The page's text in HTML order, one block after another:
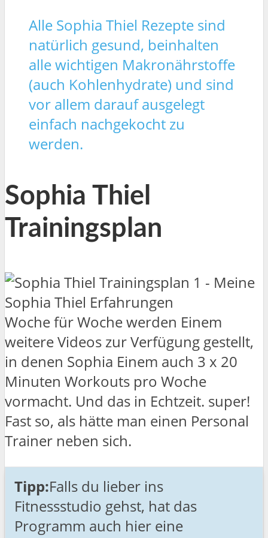
Alle Sophia Thiel Rezepte sind
natürlich gesund, beinhalten
alle wichtigen Makronährstoffe
(auch Kohlenhydrate) und sind
vor allem darauf ausgelegt
einfach nachgekocht zu
werden.
Sophia Thiel
Trainingsplan
Woche für Woche werden Einem
weitere Videos zur Verfügung gestellt,
in denen Sophia Einem auch 3 x 20
Minuten Workouts pro Woche
vormacht. Und das in Echtzeit. super!
Fast so, als hätte man einen Personal
Trainer neben sich.
Tipp:Falls du lieber ins
Fitnessstudio gehst, hat das
Programm auch hier eine